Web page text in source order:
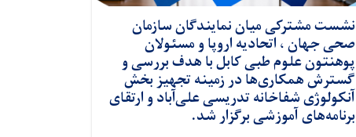
نشست مشترکی میان نمایندگان سازمان
صحی جهان ، اتحادیه اروپا و مسئولان
پوهنتون علوم طبی کابل با هدف بررسی و
گسترش همکاری‌ها در زمینه تجهیز بخش
آنکولوژی شفاخانه تدریسی علی‌آباد و ارتقای
برنامه‌های آموزشی برگزار شد.